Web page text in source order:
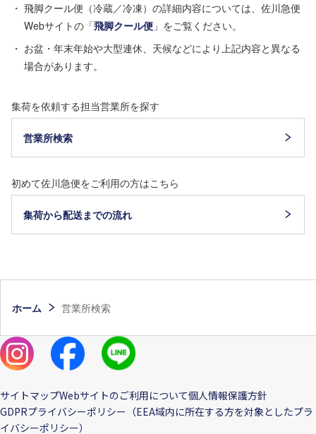
飛脚クール便（冷蔵／冷凍）の詳細内容については、佐川急便
Webサイトの「飛脚クール便」をご覧ください。
お盆・年末年始や大型連休、天候などにより上記内容と異なる
場合があります。
集荷を依頼する担当営業所を探す
営業所検索
初めて佐川急便をご利用の方はこちら
集荷から配送までの流れ
ホーム 営業所検索
サイトマップWebサイトのご利用について個人情報保護方針
GDPRプライバシーポリシー（EEA域内に所在する方を対象としたプラ
イバシーポリシー）